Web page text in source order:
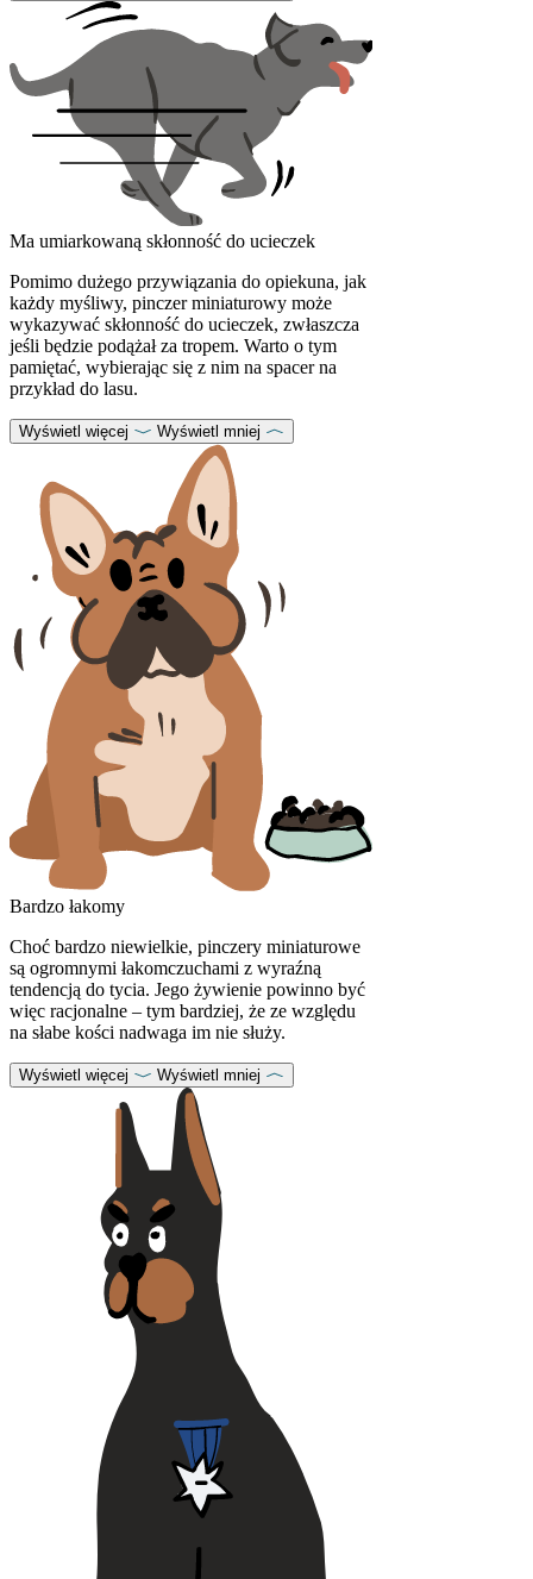
Ma umiarkowaną skłonność do ucieczek
Pomimo dużego przywiązania do opiekuna, jak
każdy myśliwy, pinczer miniaturowy może
wykazywać skłonność do ucieczek, zwłaszcza
jeśli będzie podążał za tropem. Warto o tym
pamiętać, wybierając się z nim na spacer na
przykład do lasu.
Wyświetl więcej Wyświetl mniej
Bardzo łakomy
Choć bardzo niewielkie, pinczery miniaturowe
są ogromnymi łakomczuchami z wyraźną
tendencją do tycia. Jego żywienie powinno być
więc racjonalne – tym bardziej, że ze względu
na słabe kości nadwaga im nie służy.
Wyświetl więcej Wyświetl mniej